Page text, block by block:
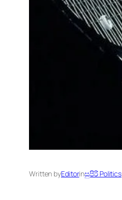
Written byEditorinසුපිරි Politics